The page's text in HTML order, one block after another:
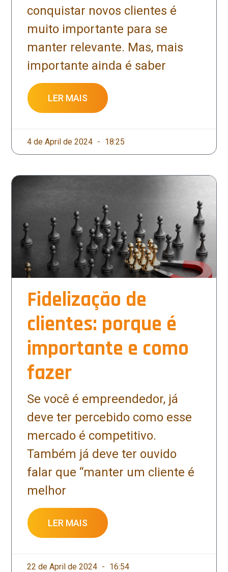
conquistar novos clientes é
muito importante para se
manter relevante. Mas, mais
importante ainda é saber
LER MAIS
4 de April de 2024 18:25
Fidelização de
clientes: porque é
importante e como
fazer
Se você é empreendedor, já
deve ter percebido como esse
mercado é competitivo.
Também já deve ter ouvido
falar que “manter um cliente é
melhor
LER MAIS
22 de April de 2024 16:54